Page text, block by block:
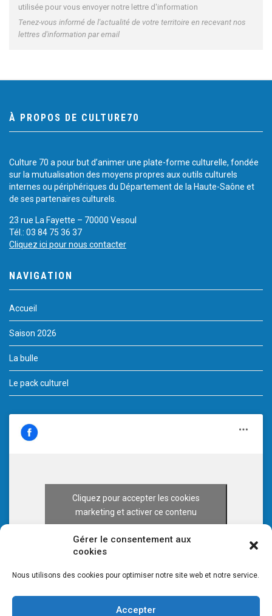
Gérer le consentement aux
cookies
Nous utilisons des cookies pour optimiser notre site web et notre service.
Accepter
utilisée pour vous envoyer notre lettre d'information
Tenez-vous informé de l'actualité de votre territoire en recevant nos
lettres d'information par email
À PROPOS DE CULTURE70
Culture 70 a pour but d’animer une plate-forme culturelle, fondée
sur la mutualisation des moyens propres aux outils culturels
internes ou périphériques du Département de la Haute-Saône et
de ses partenaires culturels.
23 rue La Fayette – 70000 Vesoul
Tél.: 03 84 75 36 37
Cliquez ici pour nous contacter
NAVIGATION
Accueil
Saison 2026
La bulle
Le pack culturel
Cliquez pour accepter les cookies
marketing et activer ce contenu